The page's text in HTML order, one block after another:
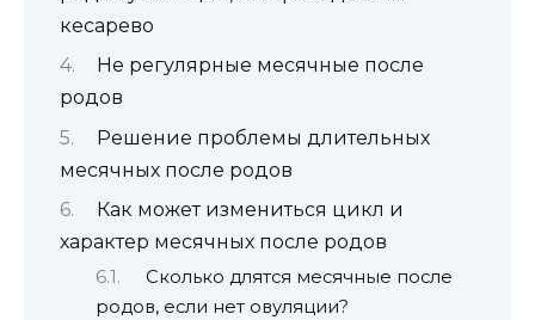
кесарево
Не регулярные месячные после
родов
Решение проблемы длительных
месячных после родов
Как может измениться цикл и
характер месячных после родов
Сколько длятся месячные после
родов, если нет овуляции?